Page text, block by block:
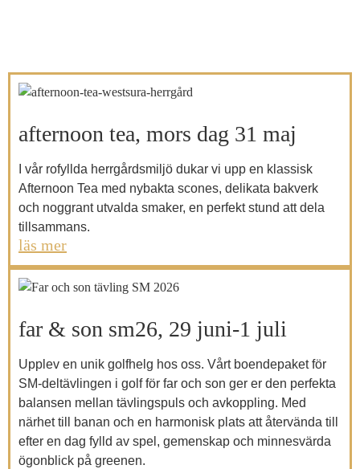
afternoon tea, mors dag 31 maj
I vår rofyllda herrgårdsmiljö dukar vi upp en klassisk
Afternoon Tea med nybakta scones, delikata bakverk
och noggrant utvalda smaker, en perfekt stund att dela
tillsammans.
läs mer
far & son sm26, 29 juni-1 juli
Upplev en unik golfhelg hos oss. Vårt boendepaket för
SM-deltävlingen i golf för far och son ger er den perfekta
balansen mellan tävlingspuls och avkoppling. Med
närhet till banan och en harmonisk plats att återvända till
efter en dag fylld av spel, gemenskap och minnesvärda
ögonblick på greenen.